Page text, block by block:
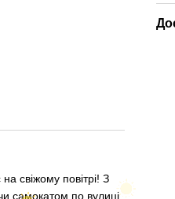
свіжому повітрі! З
самокатом по вулиці